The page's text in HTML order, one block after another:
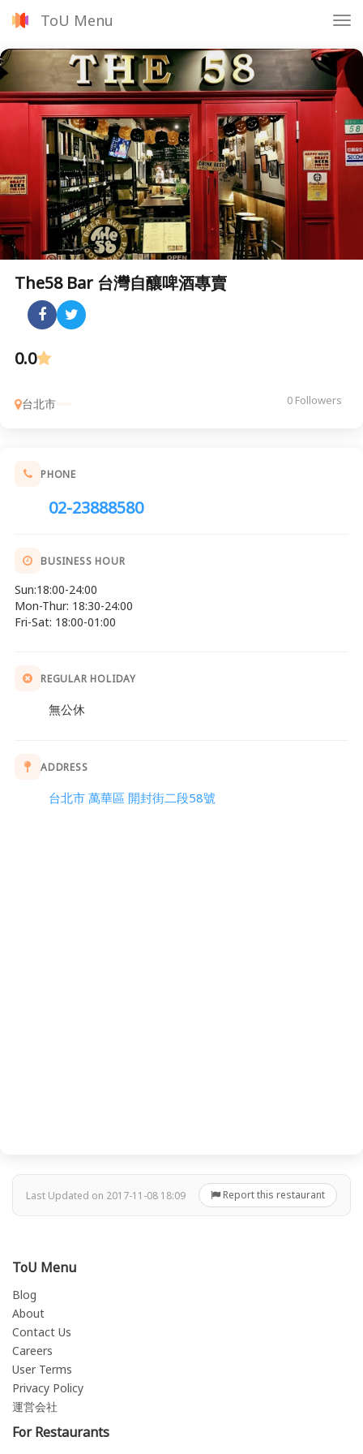
ToU Menu
The58 Bar 台灣自釀啤酒專賣
0.0
台北市 0 Followers
PHONE
02-23888580
BUSINESS HOUR
Sun:18:00-24:00
Mon-Thur: 18:30-24:00
Fri-Sat: 18:00-01:00
REGULAR HOLIDAY
無公休
ADDRESS
台北市 萬華區 開封街二段58號
Last Updated on 2017-11-08 18:09 Report this restaurant
ToU Menu
Blog
About
Contact Us
Careers
User Terms
Privacy Policy
運営会社
For Restaurants